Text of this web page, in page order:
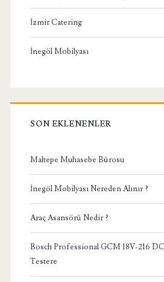
İzmir Catering
İnegöl Mobilyası
SON EKLENENLER
Maltepe Muhasebe Bürosu
İnegöl Mobilyası Nereden Alınır ?
Araç Asansörü Nedir ?
Bosch Professional GCM 18V-216
Testere